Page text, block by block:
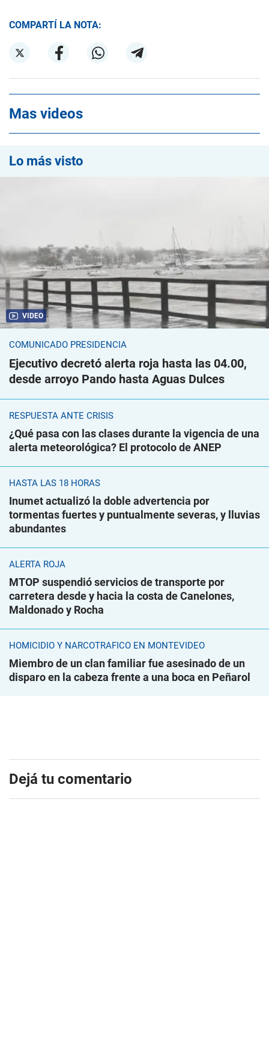
COMPARTÍ LA NOTA:
Mas videos
Lo más visto
VIDEO
COMUNICADO PRESIDENCIA
Ejecutivo decretó alerta roja hasta las 04.00,
desde arroyo Pando hasta Aguas Dulces
RESPUESTA ANTE CRISIS
¿Qué pasa con las clases durante la vigencia de una
alerta meteorológica? El protocolo de ANEP
HASTA LAS 18 HORAS
Inumet actualizó la doble advertencia por
tormentas fuertes y puntualmente severas, y lluvias
abundantes
ALERTA ROJA
MTOP suspendió servicios de transporte por
carretera desde y hacia la costa de Canelones,
Maldonado y Rocha
HOMICIDIO Y NARCOTRÁFICO EN MONTEVIDEO
Miembro de un clan familiar fue asesinado de un
disparo en la cabeza frente a una boca en Peñarol
Dejá tu comentario